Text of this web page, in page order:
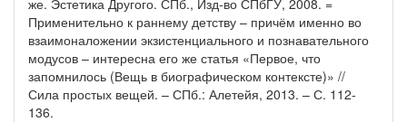
Применительно к раннему детству – причём именно во
взаимоналожении экзистенциального и познавательного
модусов – интересна его же статья «Первое, что
запомнилось (Вещь в биографическом контексте)» //
Сила простых вещей. – СПб.: Алетейя, 2013. – С. 112-
136.